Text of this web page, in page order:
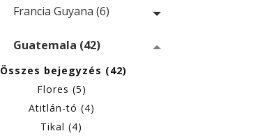
Francia Guyana (6)
Guatemala (42)
Összes bejegyzés (42)
Flores (5)
Atitlán-tó (4)
Tikal (4)